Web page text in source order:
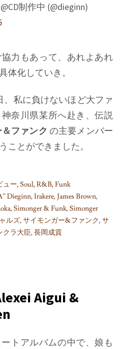
制作中 (@dieginn)
力もあって、あれよあれ
体化していき。
、私に負けないほど大ファ
奈川県某所へ赴き、伝説
ファンク の主要メンバー
ことができました。
ュー,Soul, R&B, Funk
Dieginn,Irakere,James Brown,
,Simonger & Funk,Simonger
ルズ,サイモンガー&ファンク,サ
クラ大臣,長岡成貢
Aigui &
トアルバムの中で、娘も